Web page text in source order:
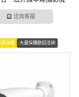
洽詢客服
質保證 大量採購歡迎洽詢